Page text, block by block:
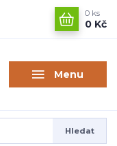
Menu
Hledat
0 ks
0 Kč